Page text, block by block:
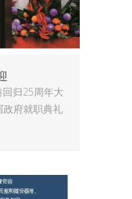
归25周年大
政府就职典礼